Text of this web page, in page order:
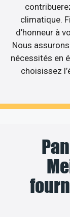
climatique.
d’honneur à
Nous
nécessités en
choisissez